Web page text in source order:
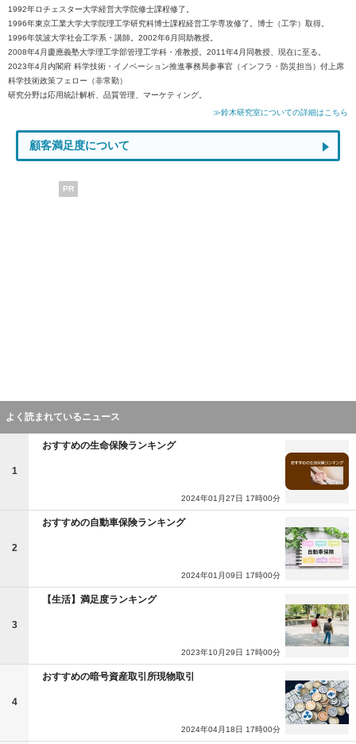
1992年ロチェスター大学経営大学院修士課程修了。
1996年東京工業大学大学院理工学研究科博士課程経営工学専攻修了。博士（工学）取得。
1996年筑波大学社会工学系・講師。2002年6月同助教授。
2008年4月慶應義塾大学理工学部管理工学科・准教授。2011年4月同教授、現在に至る。
2023年4月内閣府 科学技術・イノベーション推進事務局参事官（インフラ・防災担当）付上席
科学技術政策フェロー（非常勤）
研究分野は応用統計解析、品質管理、マーケティング。
≫鈴木研究室についての詳細はこちら
顧客満足度について
PR
よく読まれているニュース
1
おすすめの生命保険ランキング
2024年01月27日 17時00分
2
おすすめの自動車保険ランキング
2024年01月09日 17時00分
3
【生活】満足度ランキング
2023年10月29日 17時00分
4
おすすめの暗号資産取引所現物取引
2024年04月18日 17時00分